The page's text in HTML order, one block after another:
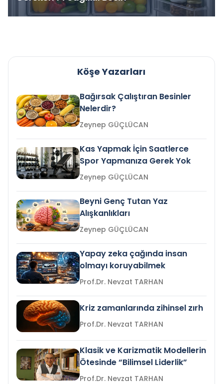
Köşe Yazarları
Bağırsak Çalıştıran Besinler
Nelerdir?
Zeynep GÜÇLÜCAN
Kas Yapmak İçin Saatlerce
Spor Yapmanıza Gerek Yok
Zeynep GÜÇLÜCAN
Beyni Genç Tutan Yaz
Alışkanlıkları
Zeynep GÜÇLÜCAN
Yapay zeka çağında insan
olmayı koruyabilmek
Prof.Dr. Nevzat TARHAN
Kriz zamanlarında zihinsel zırh
Prof.Dr. Nevzat TARHAN
Klasik ve Karizmatik Modellerin
Ötesinde “Bilimsel Liderlik”
Prof.Dr. Nevzat TARHAN